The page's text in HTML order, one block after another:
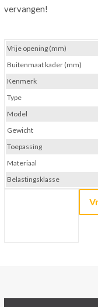
vervangen!
Vrije opening (mm)
Buitenmaat kader (mm)
Kenmerk
Type
Model
Gewicht
Toepassing
Materiaal
Belastingsklasse